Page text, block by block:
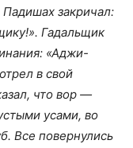
закричал:
Гадальщик
«Аджи-
в свой
что вор —
усами, во
Все повернулись